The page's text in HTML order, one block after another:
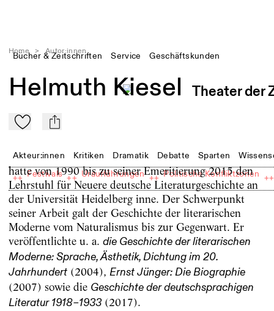
Bücher & Zeitschriften Service Geschäftskunden
Akteur:innen Kritiken Dramatik Debatte Sparten
++ Festivals ++ Uraufführungen ++ Politische Konfliktzonen ++
Home > Autor:innen
Helmuth Kiesel
Zu Mein-TdZ hinzufügen
mail
hatte von 1990 bis zu seiner Emeritierung 2015 den
Lehrstuhl für Neuere deutsche Literaturgeschichte an
der Universität Heidelberg inne. Der Schwerpunkt
seiner Arbeit galt der Geschichte der literarischen
Moderne vom Naturalismus bis zur Gegenwart. Er
veröffentlichte u. a. die Geschichte der literarischen
Moderne: Sprache, Ästhetik, Dichtung im 20.
Jahrhundert(2004), Ernst Jünger: Die Biographie
(2007) sowie die Geschichte der deutschsprachigen
Literatur 1918–1933(2017).